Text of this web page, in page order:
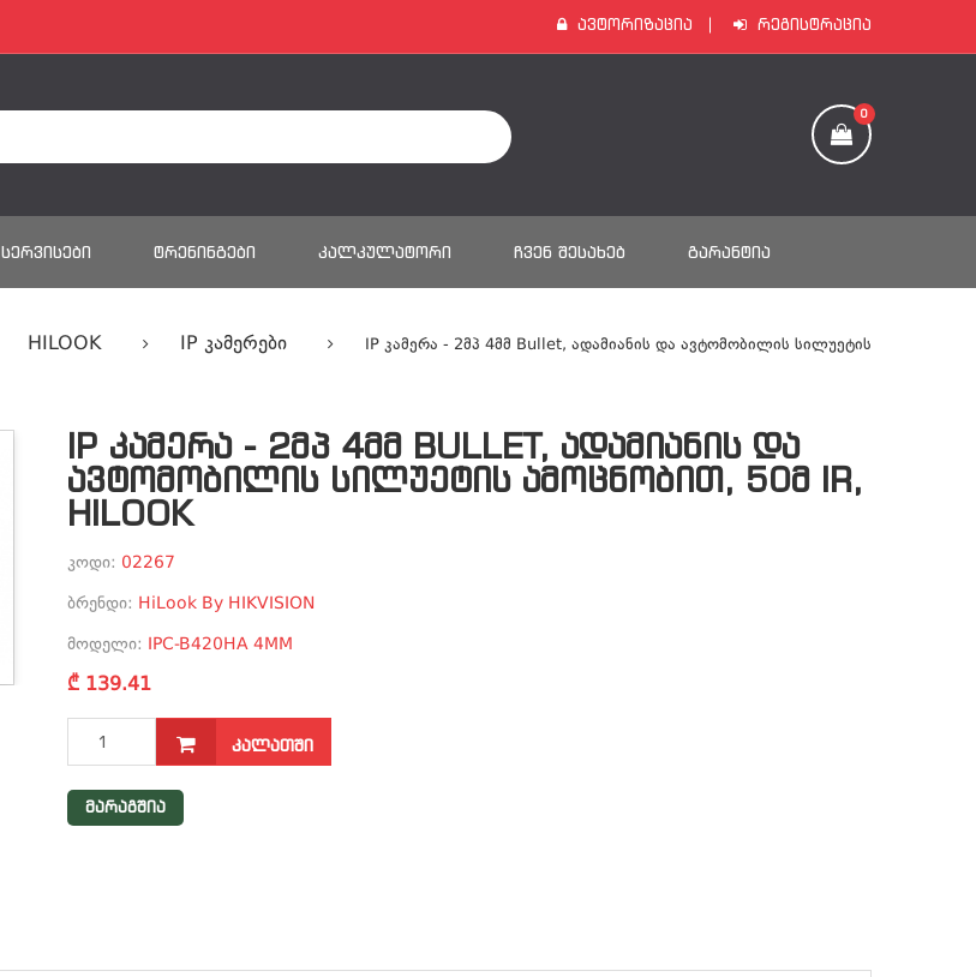
Ავტორიზაცია Რეგისტრაცია
0
ᲡᲔᲠᲕᲘᲡᲔᲑᲘ ᲢᲠᲔᲜᲘᲜᲒᲔᲑᲘ ᲙᲐᲚᲙᲣᲚᲐᲢᲝᲠᲘ ᲩᲕᲔᲜ ᲨᲔᲡᲐᲮᲔᲑ ᲒᲐᲠᲐᲜᲢᲘᲐ
HILOOK IP Კამერები IP Კამერა - 2მპ 4მმ Bullet, Ადამიანის Და Ავტომობილის Სილუეტის
IP ᲙᲐᲛᲔᲠᲐ - 2ᲛᲞ 4ᲛᲛ BULLET, ᲐᲓᲐᲛᲘᲐᲜᲘᲡ ᲓᲐ
ᲐᲕᲢᲝᲛᲝᲑᲘᲚᲘᲡ ᲡᲘᲚᲣᲔᲢᲘᲡ ᲐᲛᲝᲪᲜᲝᲑᲘᲗ, 50Მ IR,
HILOOK
კოდი: 02267
ბრენდი: HiLook By HIKVISION
მოდელი: IPC-B420HA 4MM
₾ 139.41
ᲙᲐᲚᲐᲗᲨᲘ
მარაგშია